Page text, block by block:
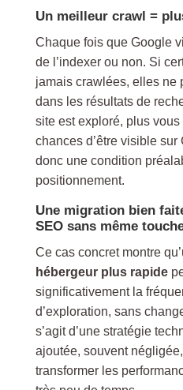
Un meilleur crawl =
Chaque fois que Google
de l’indexer ou non. Si
jamais crawlées, elles ne
dans les résultats de
site est exploré, plus
chances d’être visible
donc une condition
positionnement.
Une migration bien
SEO sans même
Ce cas concret montre
hébergeur plus rapide
significativement la
d’exploration, sans
s’agit d’une stratégie
ajoutée, souvent
transformer les